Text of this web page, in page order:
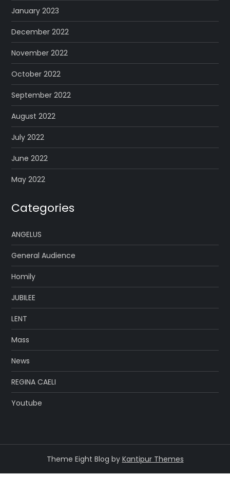
January 2023
December 2022
November 2022
October 2022
September 2022
August 2022
July 2022
June 2022
May 2022
Categories
ANGELUS
General Audience
Homily
JUBILEE
LENT
Mass
News
REGINA CAELI
Youtube
Theme Eight Blog by Kantipur Themes